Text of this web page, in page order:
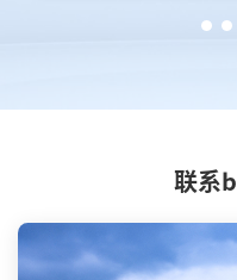
联系